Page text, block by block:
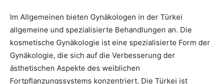
Im Allgemeinen bieten Gynäkologen in der Türkei
allgemeine und spezialisierte Behandlungen an. Die
kosmetische Gynäkologie ist eine spezialisierte Form der
Gynäkologie, die sich auf die Verbesserung der
ästhetischen Aspekte des weiblichen
Fortpflanzungssystems konzentriert. Die Türkei ist